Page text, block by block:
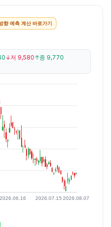
향 예측 계산 바로가기
↓저 9,580 ↑종 9,770